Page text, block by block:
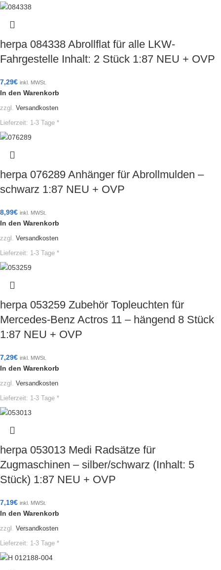
herpa 084338 Abrollflat für alle LKW-
Fahrgestelle Inhalt: 2 Stück 1:87 NEU + OVP
7,29€ inkl. MWSt.
In den Warenkorb
zzgl. Versandkosten
Lieferzeit: 1-3 Tage *
herpa 076289 Anhänger für Abrollmulden –
schwarz 1:87 NEU + OVP
8,99€ inkl. MWSt.
In den Warenkorb
zzgl. Versandkosten
Lieferzeit: 1-3 Tage *
herpa 053259 Zubehör Topleuchten für
Mercedes-Benz Actros 11 – hängend 8 Stück
1:87 NEU + OVP
7,29€ inkl. MWSt.
In den Warenkorb
zzgl. Versandkosten
Lieferzeit: 1-3 Tage *
herpa 053013 Medi Radsätze für
Zugmaschinen – silber/schwarz (Inhalt: 5
Stück) 1:87 NEU + OVP
7,19€ inkl. MWSt.
In den Warenkorb
zzgl. Versandkosten
Lieferzeit: 1-3 Tage *